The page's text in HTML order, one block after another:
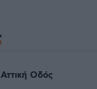
Αττική Οδός